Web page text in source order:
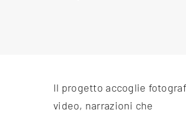
Il progetto accoglie
video, narrazioni che